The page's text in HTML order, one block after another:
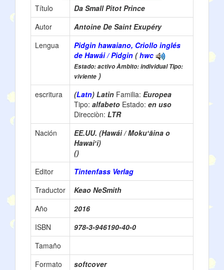
Título
Da Small Pitot Prince
Autor
Antoine De Saint Exupéry
Lengua
Pidgin hawaiano, Criollo inglés
de Hawái / Pidgin (hwc
Estado: activo Àmbito: individual Tipo:
viviente )
escritura
(Latn) Latin Familia: Europea
Tipo: alfabeto Estado: en uso
Direcciòn: LTR
Nación
EE.UU. (Hawái / Mokuʻāina o
Hawaiʻi)
()
Editor
Tintenfass Verlag
Traductor
Keao NeSmith
Año
2016
ISBN
978-3-946190-40-0
Tamaño
Formato
softcover